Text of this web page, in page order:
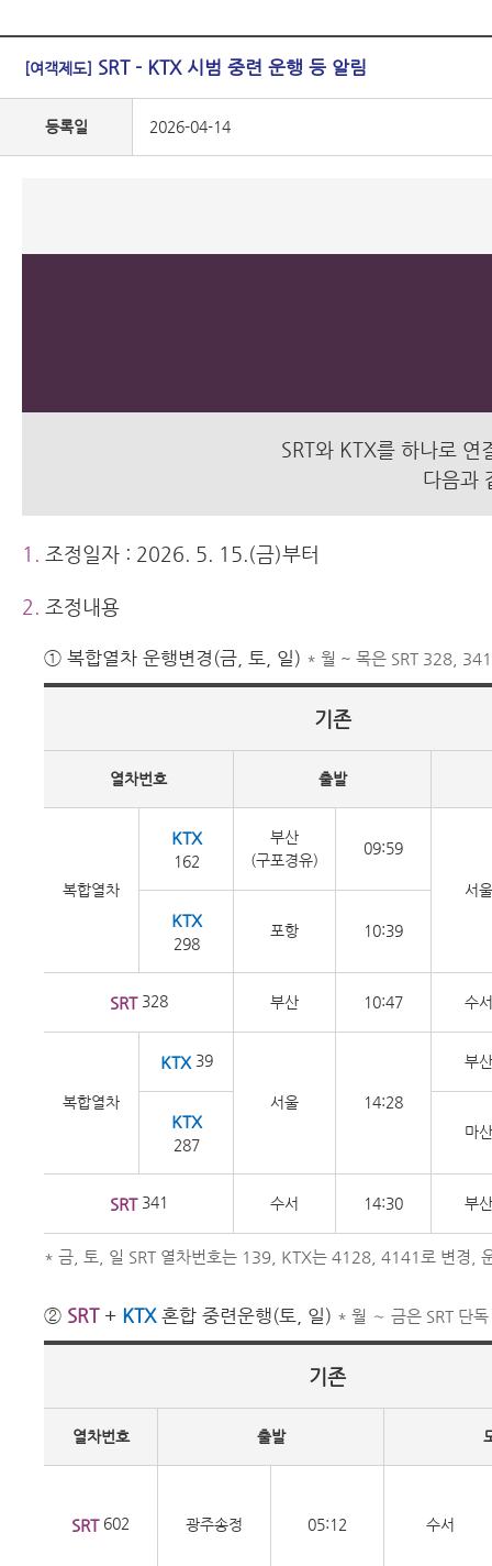
[여객제도] SRT - KTX 시범 중련 운행 등 알림
등록일 2026-04-14
SRT와 KTX를 하나로
다음과
1. 조정일자 : 2026. 5. 15.(금)부터
2. 조정내용
① 복합열차 운행변경(금, 토, 일) * 월 ~ 목은 SRT 328,
기존
열차번호 출발
복합열차
KTX
162
부산
(구포경유)
09:59
서울
KTX
298
포항 10:39
SRT328 부산 10:47 수서
복합열차
KTX39
서울 14:28
부산
KTX
287
마산
SRT341 수서 14:30 부산
* 금, 토, 일 SRT 열차번호는 139, KTX는 4128, 4141로 변경,
② SRT+ KTX혼합 중련운행(토, 일) * 월 ∼ 금은 SRT 단독
기존
열차번호 출발
SRT602 광주송정 05:12 수서